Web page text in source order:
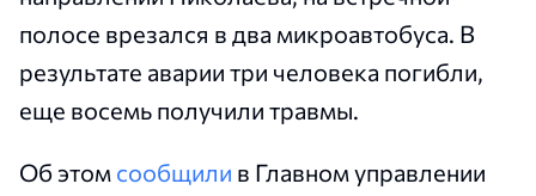
полосе врезался в два микроавтобуса. В
результате аварии три человека погибли,
еще восемь получили травмы.
Об этом сообщили в Главном управлении